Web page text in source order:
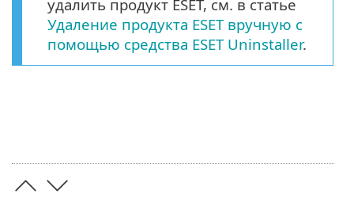
удалить продукт ESET, см. в статье
Удаление продукта ESET вручную с
помощью средства ESET Uninstaller.